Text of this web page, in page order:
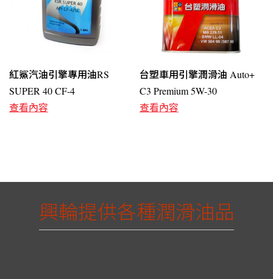
紅鯊汽油引擎專用油RS
SUPER 40 CF-4
查看內容
台塑車用引擎潤滑油 Auto+
C3 Premium 5W-30
查看內容
興輪提供各種潤滑油品